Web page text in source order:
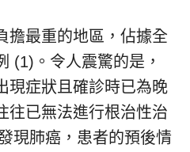
擔最重的地區，佔據全
(1)。令人震驚的是，
現症狀且確診時已為晚
往已無法進行根治性治
現肺癌，患者的預後情